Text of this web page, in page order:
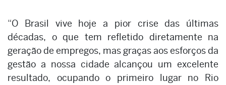
“O Brasil vive hoje a pior crise das últimas
décadas, o que tem refletido diretamente na
geração de empregos, mas graças aos esforços da
gestão a nossa cidade alcançou um excelente
resultado, ocupando o primeiro lugar no Rio